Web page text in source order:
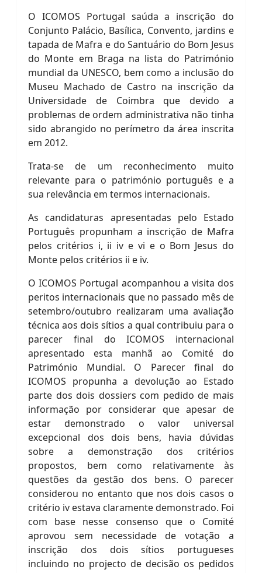
O ICOMOS Portugal saúda a inscrição do
Conjunto Palácio, Basílica, Convento, jardins e
tapada de Mafra e do Santuário do Bom Jesus
do Monte em Braga na lista do Património
mundial da UNESCO, bem como a inclusão do
Museu Machado de Castro na inscrição da
Universidade de Coimbra que devido a
problemas de ordem administrativa não tinha
sido abrangido no perímetro da área inscrita
em 2012.
Trata-se de um reconhecimento muito
relevante para o património português e a
sua relevância em termos internacionais.
As candidaturas apresentadas pelo Estado
Português propunham a inscrição de Mafra
pelos critérios i, ii iv e vi e o Bom Jesus do
Monte pelos critérios ii e iv.
O ICOMOS Portugal acompanhou a visita dos
peritos internacionais que no passado mês de
setembro/outubro realizaram uma avaliação
técnica aos dois sítios a qual contribuiu para o
parecer final do ICOMOS internacional
apresentado esta manhã ao Comité do
Património Mundial. O Parecer final do
ICOMOS propunha a devolução ao Estado
parte dos dois dossiers com pedido de mais
informação por considerar que apesar de
estar demonstrado o valor universal
excepcional dos dois bens, havia dúvidas
sobre a demonstração dos critérios
propostos, bem como relativamente às
questões da gestão dos bens. O parecer
considerou no entanto que nos dois casos o
critério iv estava claramente demonstrado. Foi
com base nesse consenso que o Comité
aprovou sem necessidade de votação a
inscrição dos dois sítios portugueses
incluindo no projecto de decisão os pedidos